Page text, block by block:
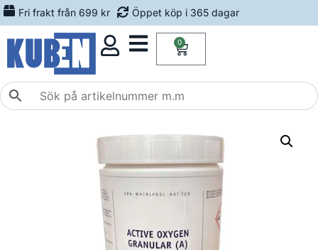
Fri frakt från 699 kr Öppet köp i 365 dagar
0